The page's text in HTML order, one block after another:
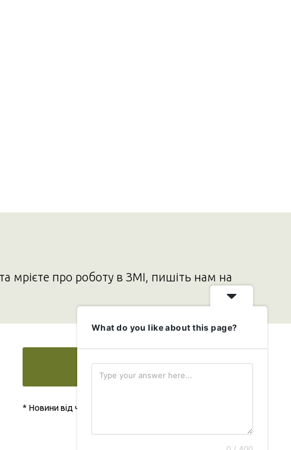
мрієте про роботу в ЗМІ, пишіть нам на
Додати свою новину
* Новини від читача публікуються безкоштовно
What do you like about this page?